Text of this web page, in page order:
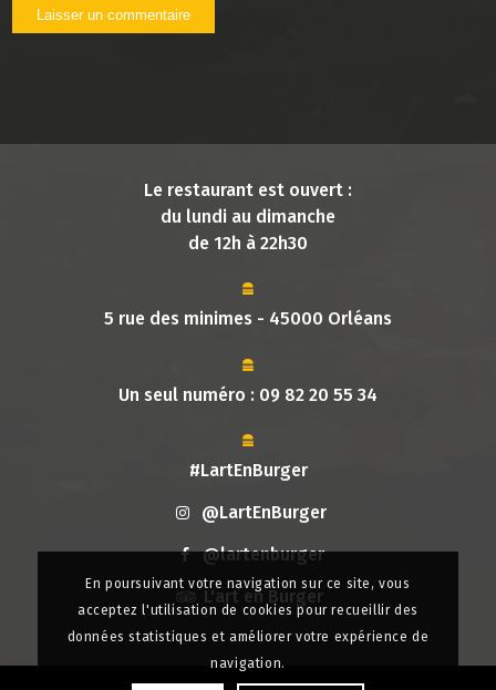
Le restaurant est ouvert :
du lundi au dimanche
de 12h à 22h30
5 rue des minimes - 45000 Orléans
Un seul numéro : 09 82 20 55 34
#LartEnBurger
@LartEnBurger
@lartenburger
L'art en Burger
En poursuivant votre navigation sur ce site, vous
acceptez l'utilisation de cookies pour recueillir des
données statistiques et améliorer votre expérience de
navigation.